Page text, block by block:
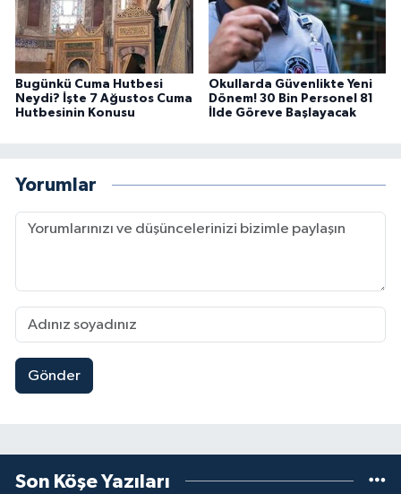
Bugünkü Cuma Hutbesi
Neydi? İşte 7 Ağustos Cuma
Hutbesinin Konusu
Okullarda Güvenlikte Yeni
Dönem! 30 Bin Personel 81
İlde Göreve Başlayacak
Yorumlar
Gönder
Son Köşe Yazıları